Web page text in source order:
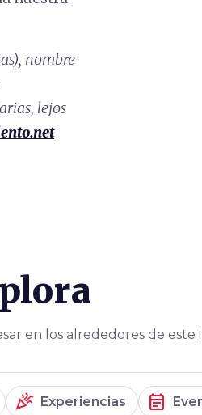
nombre
lejos
en los alrededores de este
celebration Experiencias event_note